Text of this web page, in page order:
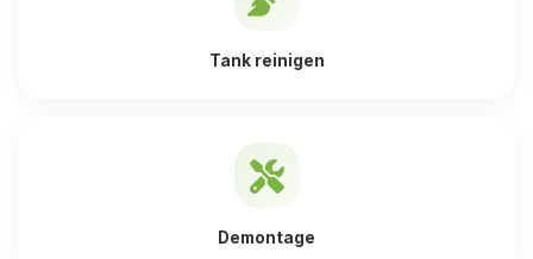
Tank reinigen
Demontage